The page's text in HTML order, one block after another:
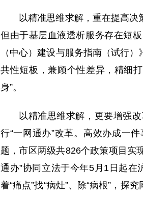
以精准思维求解，重在提高
但由于基层血液透析服务存在短
（中心）建设与服务指南（试行
共性短板，兼顾个性差异，精细
身”。
以精准思维求解，更要增强
行“一网通办”改革。高效办成一
题，市区两级共826个政策项目实
通办”协同立法于今年5月1日起在
着“痛点”找“病灶”、除“病根”，探